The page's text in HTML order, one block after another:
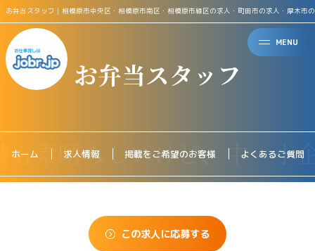
MENU
お弁当スタッフ｜相模原市中央区・相模原市南区・相模原市緑区の求人・町田市の求人・厚木市
お弁当スタッフ
ホーム 求人情報 掲載をご希望のお客様 よくあるご質問
この求人に応募する